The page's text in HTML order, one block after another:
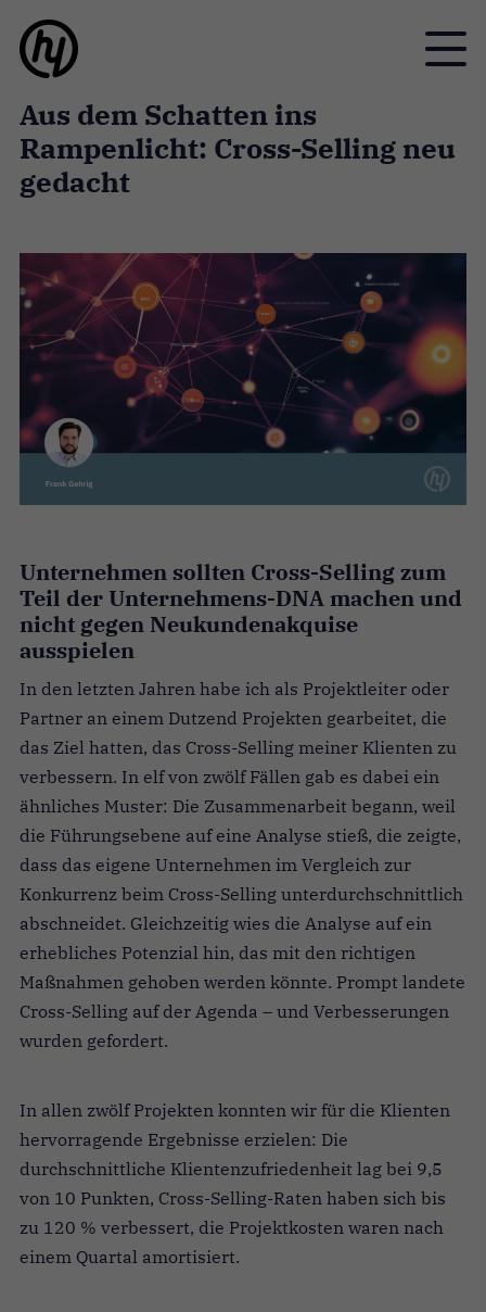
Toggle
Aus dem Schatten ins
Rampenlicht: Cross-Selling neu
gedacht
Unternehmen sollten Cross-Selling zum
Teil der Unternehmens-DNA machen und
nicht gegen Neukundenakquise
ausspielen
In den letzten Jahren habe ich als Projektleiter oder
Partner an einem Dutzend Projekten gearbeitet, die
das Ziel hatten, das Cross-Selling meiner Klienten zu
verbessern. In elf von zwölf Fällen gab es dabei ein
ähnliches Muster: Die Zusammenarbeit begann, weil
die Führungsebene auf eine Analyse stieß, die zeigte,
dass das eigene Unternehmen im Vergleich zur
Konkurrenz beim Cross-Selling unterdurchschnittlich
abschneidet. Gleichzeitig wies die Analyse auf ein
erhebliches Potenzial hin, das mit den richtigen
Maßnahmen gehoben werden könnte. Prompt landete
Cross-Selling auf der Agenda – und Verbesserungen
wurden gefordert.
In allen zwölf Projekten konnten wir für die Klienten
hervorragende Ergebnisse erzielen: Die
durchschnittliche Klientenzufriedenheit lag bei 9,5
von 10 Punkten, Cross-Selling-Raten haben sich bis
zu 120 % verbessert, die Projektkosten waren nach
einem Quartal amortisiert.